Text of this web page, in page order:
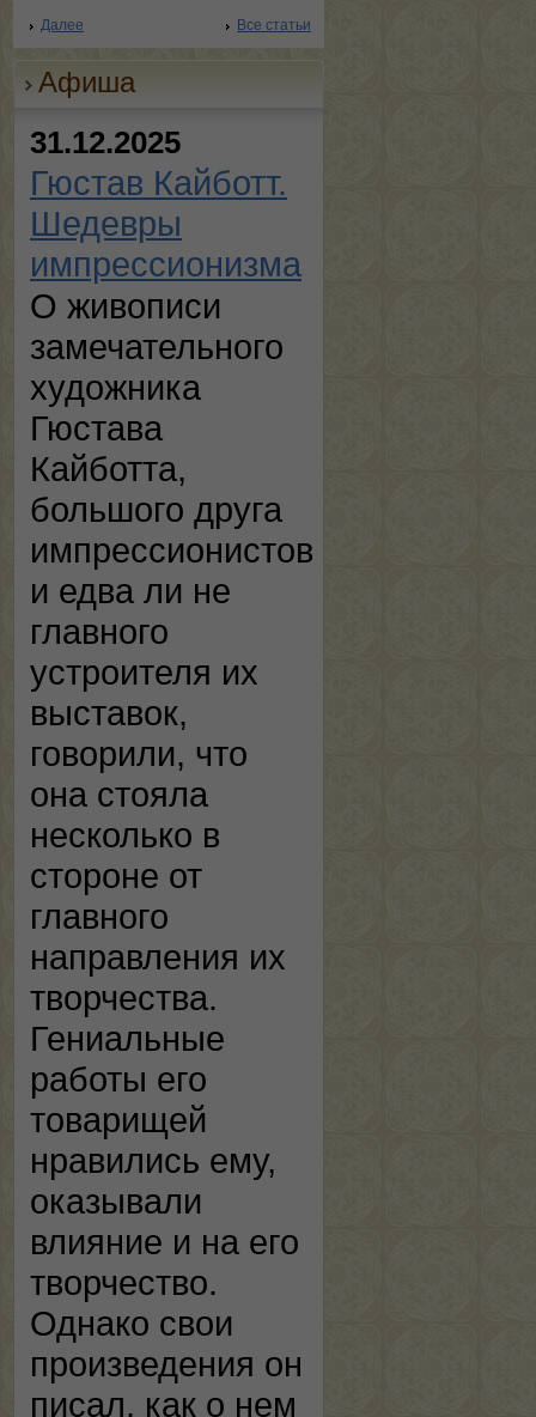
Далее Все статьи
Афиша
31.12.2025
Гюстав Кайботт.
Шедевры
импрессионизма
О живописи
замечательного
художника
Гюстава
Кайботта,
большого друга
импрессионистов
и едва ли не
главного
устроителя их
выставок,
говорили, что
она стояла
несколько в
стороне от
главного
направления их
творчества.
Гениальные
работы его
товарищей
нравились ему,
оказывали
влияние и на его
творчество.
Однако свои
произведения он
писал, как о нем